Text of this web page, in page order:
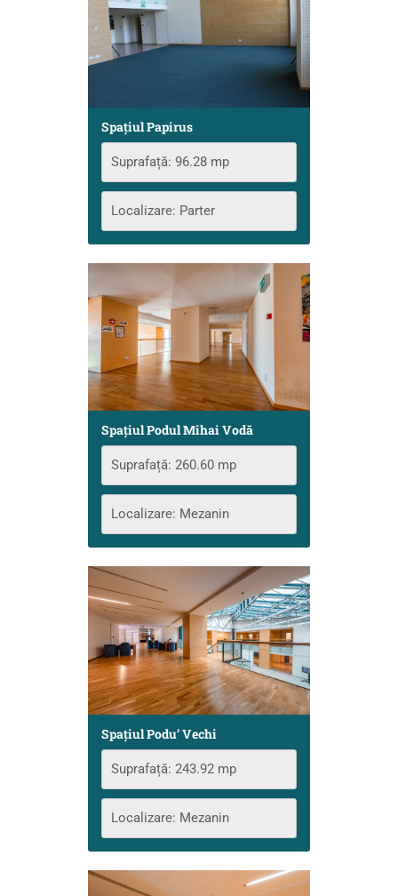
Spațiul Papirus
Suprafață: 96.28 mp
Localizare: Parter
Spațiul Podul Mihai Vodă
Suprafață: 260.60 mp
Localizare: Mezanin
Spațiul Podu’ Vechi
Suprafață: 243.92 mp
Localizare: Mezanin